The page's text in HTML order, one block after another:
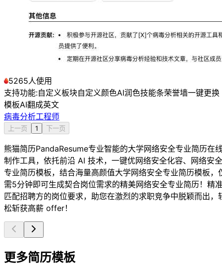
5265人使用
支持功能:自定义板块自定义颜色AI润色技能条荣誉墙一键更换
模板AI翻成英文
病毒分析工程师
上一页 1 下一页
熊猫简历PandaResume专业智能的大学网络安全专业简历在
制作工具，依托前沿 AI 技术，一键优网络安全化容、网络安全
专业简历模板，结合海量高颜值大学网络安全专业简历模板，
需5分钟即可生成契合岗位需求的精美网络安全专业简历！精
匹配招聘方的岗位要求，助您在激烈的求职竞争中脱颖而出，
松斩获高薪 offer！
更多简历模板